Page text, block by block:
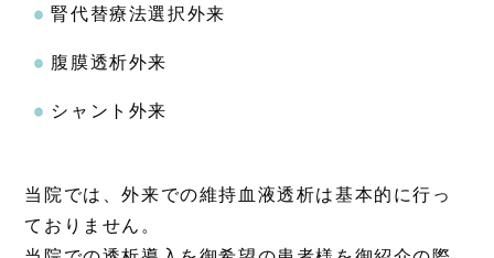
腎代替療法選択外来
腹膜透析外来
シャント外来
当院では、外来での維持血液透析は基本的に行っ
ておりません。